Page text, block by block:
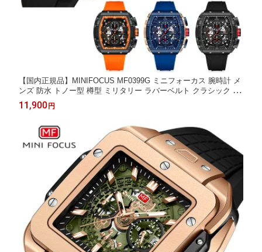
【国内正規品】MINIFOCUS MF0399G ミニフォーカス 腕時計 メ
ンズ 防水 トノー型 樽型 ミリタリー ラバーベルト クラシック ク
ロノグラフ 日付 大きめ ビックフェイス 防水 おしゃれ プレゼン
ト ギフト お祝い 誕生日 父の日 かっこいい 成人式 クリスマス 彼
11,900 円